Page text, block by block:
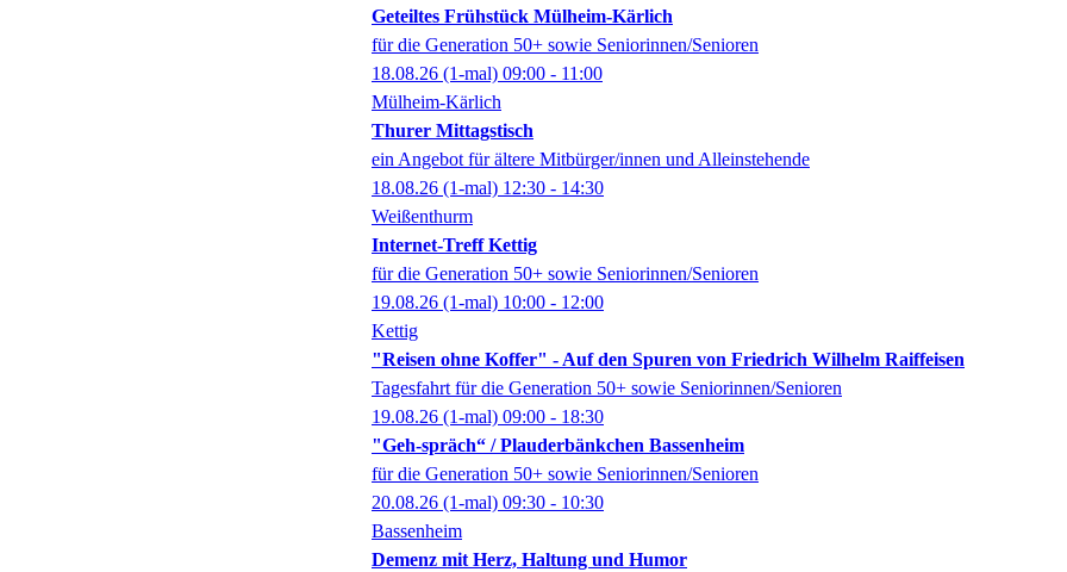
Geteiltes Frühstück Mülheim-Kärlich
für die Generation 50+ sowie Seniorinnen/Senioren
18.08.26 (1-mal) 09:00 - 11:00
Mülheim-Kärlich
Thurer Mittagstisch
ein Angebot für ältere Mitbürger/innen und Alleinstehende
18.08.26 (1-mal) 12:30 - 14:30
Weißenthurm
Internet-Treff Kettig
für die Generation 50+ sowie Seniorinnen/Senioren
19.08.26 (1-mal) 10:00 - 12:00
Kettig
"Reisen ohne Koffer" - Auf den Spuren von Friedrich Wilhelm Raiffeisen
Tagesfahrt für die Generation 50+ sowie Seniorinnen/Senioren
19.08.26 (1-mal) 09:00 - 18:30
"Geh-spräch“ / Plauderbänkchen Bassenheim
für die Generation 50+ sowie Seniorinnen/Senioren
20.08.26 (1-mal) 09:30 - 10:30
Bassenheim
Demenz mit Herz, Haltung und Humor